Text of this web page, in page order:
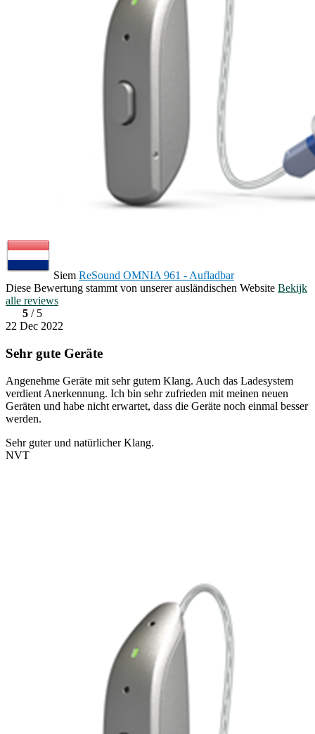
Siem ReSound OMNIA 961 - Aufladbar
Diese Bewertung stammt von unserer ausländischen Website Bekijk
alle reviews
5 / 5
22 Dec 2022
Sehr gute Geräte
Angenehme Geräte mit sehr gutem Klang. Auch das Ladesystem
verdient Anerkennung. Ich bin sehr zufrieden mit meinen neuen
Geräten und habe nicht erwartet, dass die Geräte noch einmal besser
werden.
Sehr guter und natürlicher Klang.
NVT